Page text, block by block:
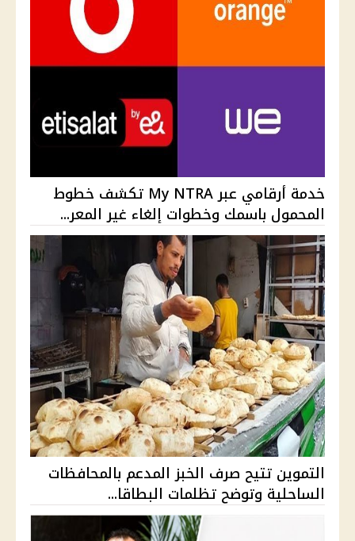
خدمة أرقامي عبر My NTRA تكشف خطوط
المحمول باسمك وخطوات إلغاء غير المعر...
التموين تتيح صرف الخبز المدعم بالمحافظات
الساحلية وتوضح تظلمات البطاقا...